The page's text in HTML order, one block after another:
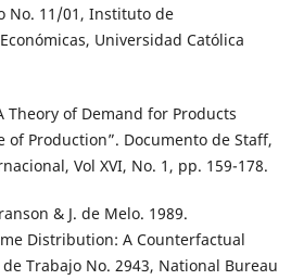
No. 11/01, Instituto de
Universidad Católica
Theory of Demand for Products
of Production”. Documento de Staff,
Vol XVI, No. 1, pp. 159-178.
& J. de Melo. 1989.
Distribution: A Counterfactual
Trabajo No. 2943, National Bureau